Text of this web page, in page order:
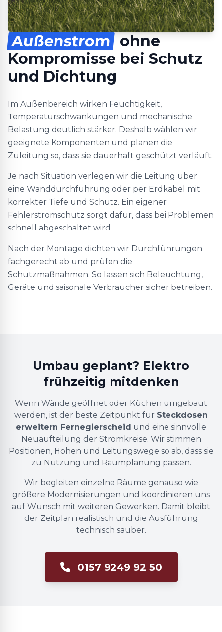
Außenstrom ohne
Kompromisse bei Schutz
und Dichtung
Im Außenbereich wirken Feuchtigkeit,
Temperaturschwankungen und mechanische
Belastung deutlich stärker. Deshalb wählen wir
geeignete Komponenten und planen die
Zuleitung so, dass sie dauerhaft geschützt verläuft.
Je nach Situation verlegen wir die Leitung über
eine Wanddurchführung oder per Erdkabel mit
korrekter Tiefe und Schutz. Ein eigener
Fehlerstromschutz sorgt dafür, dass bei Problemen
schnell abgeschaltet wird.
Nach der Montage dichten wir Durchführungen
fachgerecht ab und prüfen die
Schutzmaßnahmen. So lassen sich Beleuchtung,
Geräte und saisonale Verbraucher sicher betreiben.
Umbau geplant? Elektro
frühzeitig mitdenken
Wenn Wände geöffnet oder Küchen umgebaut
werden, ist der beste Zeitpunkt für Steckdosen
erweitern Fernegierscheid und eine sinnvolle
Neuaufteilung der Stromkreise. Wir stimmen
Positionen, Höhen und Leitungswege so ab, dass sie
zu Nutzung und Raumplanung passen.
Wir begleiten einzelne Räume genauso wie
größere Modernisierungen und koordinieren uns
auf Wunsch mit weiteren Gewerken. Damit bleibt
der Zeitplan realistisch und die Ausführung
technisch sauber.
0157 9249 92 50